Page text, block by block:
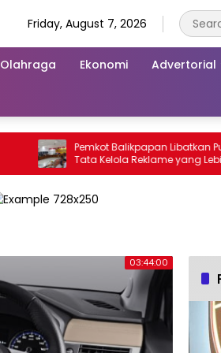
Friday, August 7, 2026
Olahraga Ekonomi Advertorial
Pemkot Balikpapan Libatkan Publik
Tata Kelola Reklame yang Lebih
dan Modern
03:44:00